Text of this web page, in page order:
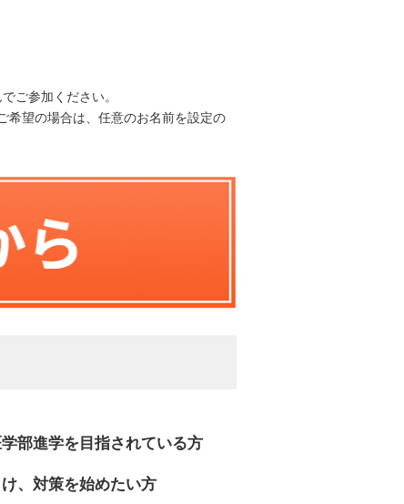
ご参加ください。
希望の場合は、任意のお名前を設定の
部進学を目指されている方
、対策を始めたい方